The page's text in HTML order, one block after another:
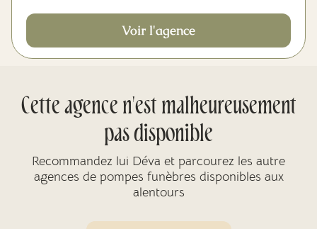
Voir l'agence
Cette agence n'est malheureusement
pas disponible
Recommandez lui Déva et parcourez les autre
agences de pompes funèbres disponibles aux
alentours